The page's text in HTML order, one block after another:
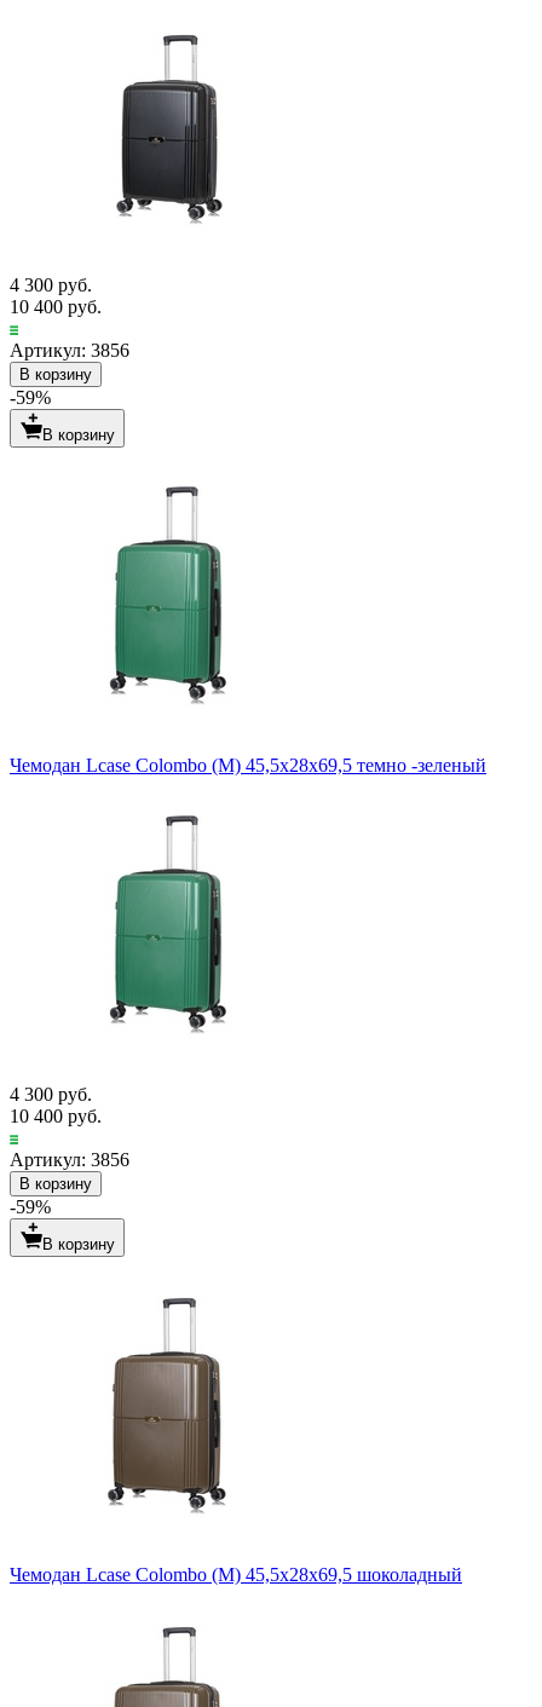
4 300 руб.
10 400 руб.
Артикул: 3856
В корзину
-59%
В корзину
Чемодан Lcase Colombo (М) 45,5х28х69,5 темно -зеленый
4 300 руб.
10 400 руб.
Артикул: 3856
В корзину
-59%
В корзину
Чемодан Lcase Colombo (М) 45,5х28х69,5 шоколадный